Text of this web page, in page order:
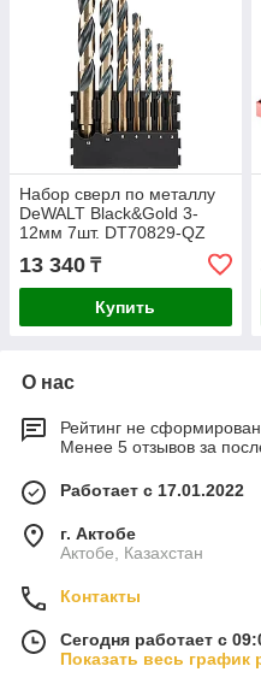
Набор сверл по металлу
DeWALT Black&Gold 3-
12мм 7шт. DT70829-QZ
13 340 ₸
Купить
О нас
Рейтинг не сформирован
Менее 5 отзывов за
Работает с 17.01.2022
г. Актобе
Актобе, Казахстан
Контакты
Сегодня работает с
Показать весь график